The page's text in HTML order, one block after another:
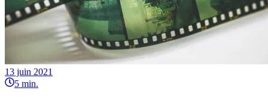
13 juin 2021
5 min.